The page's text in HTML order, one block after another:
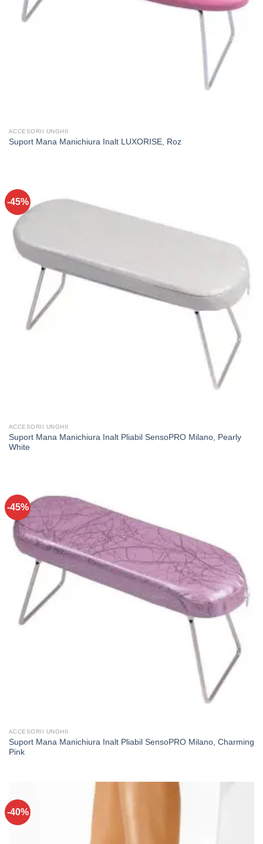
ACCESORII UNGHII
Suport Mana Manichiura Inalt LUXORISE, Roz
-45%
ACCESORII UNGHII
Suport Mana Manichiura Inalt Pliabil SensoPRO Milano, Pearly
White
-45%
ACCESORII UNGHII
Suport Mana Manichiura Inalt Pliabil SensoPRO Milano, Charming
Pink
-40%